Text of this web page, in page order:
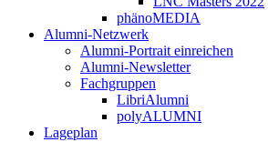
phänoMEDIA
Alumni-Netzwerk
Alumni-Portrait einreichen
Alumni-Newsletter
Fachgruppen
LibriAlumni
polyALUMNI
Lageplan